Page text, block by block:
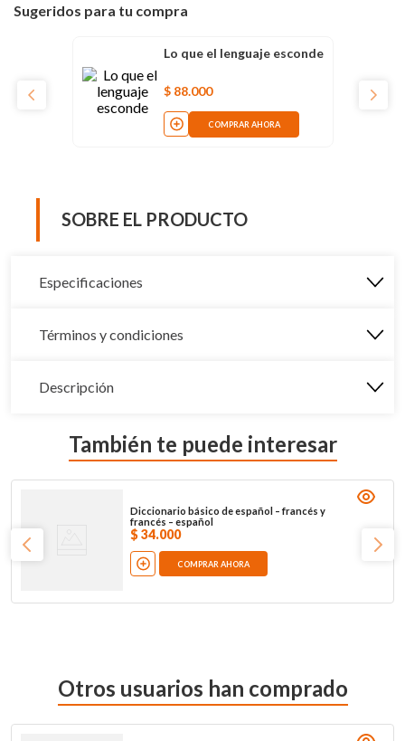
Sugeridos para tu compra
Lo que el lenguaje esconde
$ 88.000
COMPRAR AHORA
SOBRE EL PRODUCTO
Especificaciones
Términos y condiciones
Descripción
También te puede interesar
Diccionario básico de español – francés y
francés – español
$ 34.000
COMPRAR AHORA
Otros usuarios han comprado